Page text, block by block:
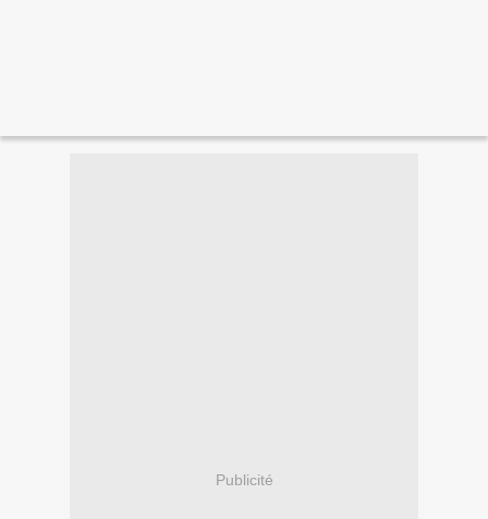
Publicité